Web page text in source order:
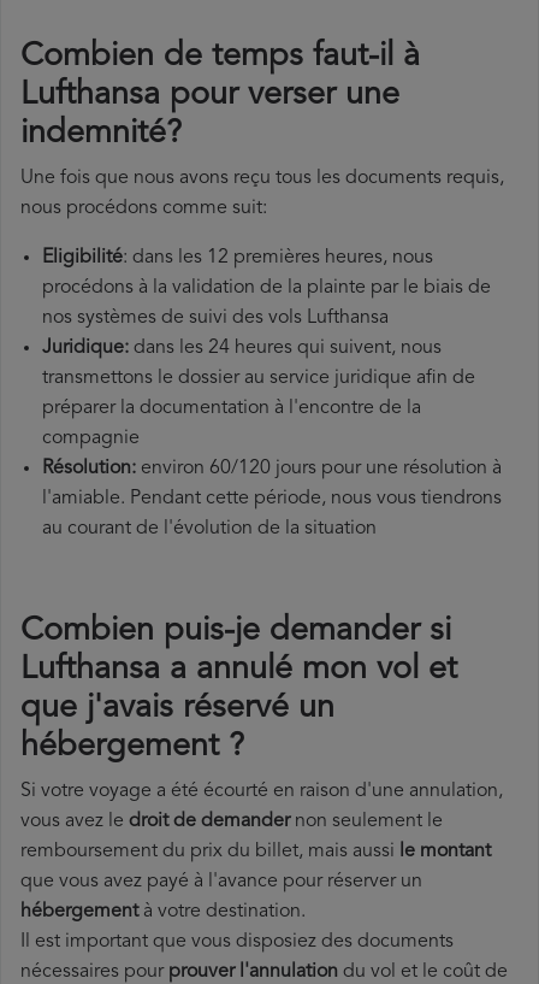
Combien de temps faut-il à
Lufthansa pour verser une
indemnité?
Une fois que nous avons reçu tous les documents requis,
nous procédons comme suit:
Eligibilité: dans les 12 premières heures, nous
procédons à la validation de la plainte par le biais de
nos systèmes de suivi des vols Lufthansa
Juridique: dans les 24 heures qui suivent, nous
transmettons le dossier au service juridique afin de
préparer la documentation à l'encontre de la
compagnie
Résolution: environ 60/120 jours pour une résolution à
l'amiable. Pendant cette période, nous vous tiendrons
au courant de l'évolution de la situation
Combien puis-je demander si
Lufthansa a annulé mon vol et
que j'avais réservé un
hébergement ?
Si votre voyage a été écourté en raison d'une annulation,
vous avez le droit de demandernon seulement le
remboursement du prix du billet, mais aussi le montant
que vous avez payé à l'avance pour réserver un
hébergementà votre destination.
Il est important que vous disposiez des documents
nécessaires pour prouver l'annulation du vol et le coût de